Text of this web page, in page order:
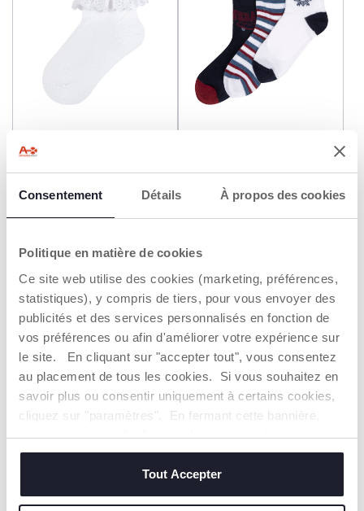
Consentement Détails À propos des cookies
Politique en matière de cookies
Ce site web utilise des cookies (marketing, préférences,
statistiques), y compris de tiers, pour vous envoyer des
publicités et des services personnalisés en fonction de
vos préférences ou afin d'améliorer votre expérience sur
le site. En cliquant sur "accepter tout", vous consentez
au placement de tous les cookies. Si vous souhaitez en
savoir plus ou consentir uniquement à certains cookies,
cliquez sur "paramètres". En fermant cette bannière,
vous consentez à l'utilisation des seuls cookies
techniques, qui sont essentiels au service demandé.
Tout Accepter
8,99 €
12,99 €
Chaussettes invisibles
Lot de 2 paires de
8,99 €